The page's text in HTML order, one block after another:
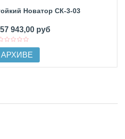
Новатор СК-3-03
943,00 руб
АРХИВЕ